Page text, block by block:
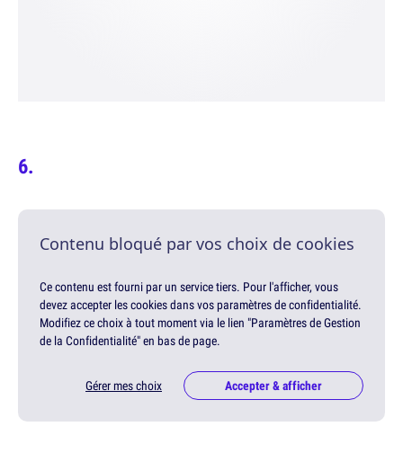
Contenu bloqué par vos choix de cookies
Ce contenu est fourni par un service tiers. Pour l'afficher, vous
devez accepter les cookies dans vos paramètres de confidentialité.
Modifiez ce choix à tout moment via le lien "Paramètres de Gestion
de la Confidentialité" en bas de page.
Gérer mes choix Accepter & afficher